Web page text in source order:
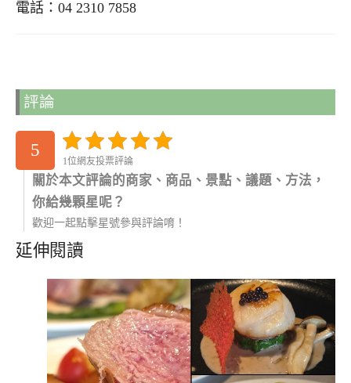
電話：04 2310 7858
評論
5
1位網友投票評論
關於本文評論的商家、商品、景點、議題、方法，
你給幾顆星呢？
歡迎一起點擊星號參與評論唷！
延伸閱讀